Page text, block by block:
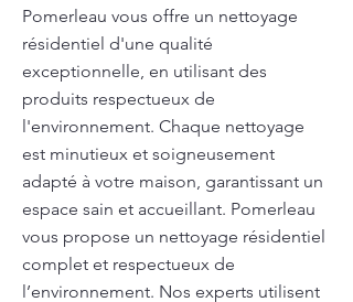
Pomerleau vous offre un nettoyage
résidentiel d'une qualité
exceptionnelle, en utilisant des
produits respectueux de
l'environnement. Chaque nettoyage
est minutieux et soigneusement
adapté à votre maison, garantissant un
espace sain et accueillant. Pomerleau
vous propose un nettoyage résidentiel
complet et respectueux de
l’environnement. Nos experts utilisent